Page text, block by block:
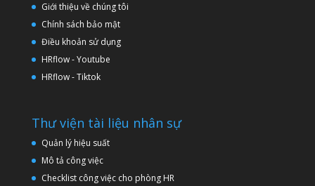
Giới thiệu về chúng tôi
Chính sách bảo mật
Điều khoản sử dụng
HRflow - Youtube
HRflow - Tiktok
Thư viện tài liệu nhân sự
Quản lý hiệu suất
Mô tả công việc
Checklist công việc cho phòng HR